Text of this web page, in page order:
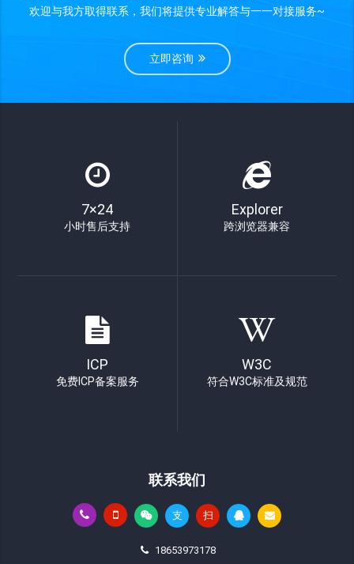
欢迎与我方取得联系，我们将提供专业解答与一一对接服务~
立即咨询
7×24
小时售后支持
Explorer
跨浏览器兼容
ICP
免费ICP备案服务
W3C
符合W3C标准及规范
联系我们
支 扫
18653973178